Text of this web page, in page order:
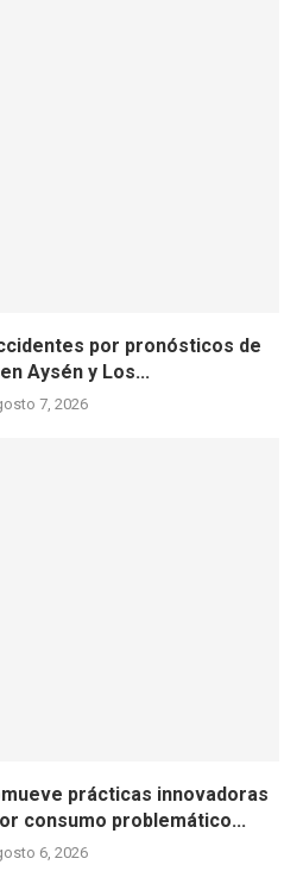
por pronósticos de
Aysén y Los...
7, 2026
prácticas innovadoras
consumo problemático...
6, 2026